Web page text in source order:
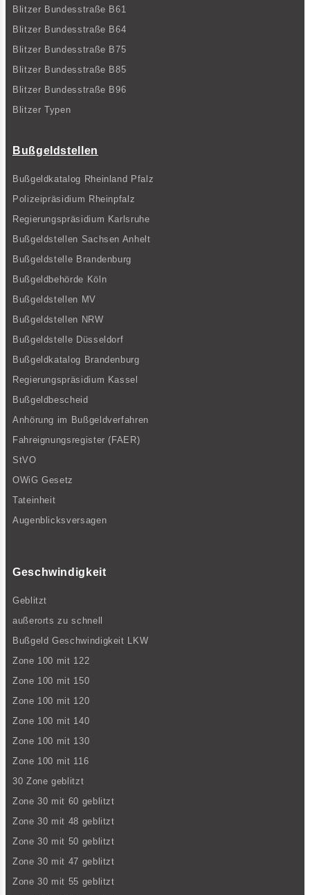
Blitzer Bundesstraße B61
Blitzer Bundesstraße B64
Blitzer Bundesstraße B75
Blitzer Bundesstraße B85
Blitzer Bundesstraße B96
Blitzer Typen
Bußgeldstellen
Bußgeldkatalog Rheinland Pfalz
Polizeipräsidium Rheinpfalz
Regierungspräsidium Karlsruhe
Bußgeldstellen Sachsen Anhelt
Bußgeldstelle Brandenburg
Bußgeldbehörde Köln
Bußgeldstellen MV
Bußgeldstellen NRW
Bußgeldstelle Düsseldorf
Bußgeldkatalog Brandenburg
Regierungspräsidium Kassel
Bußgeldbescheid
Anhörung im Bußgeldverfahren
Fahreignungsregister (FAER)
StVO
OWiG Gesetz
Tateinheit
Augenblicksversagen
Geschwindigkeit
Geblitzt
außerorts zu schnell
Bußgeld Geschwindigkeit LKW
Zone 100 mit 122
Zone 100 mit 150
Zone 100 mit 120
Zone 100 mit 140
Zone 100 mit 130
Zone 100 mit 116
30 Zone geblitzt
Zone 30 mit 60 geblitzt
Zone 30 mit 48 geblitzt
Zone 30 mit 50 geblitzt
Zone 30 mit 47 geblitzt
Zone 30 mit 55 geblitzt